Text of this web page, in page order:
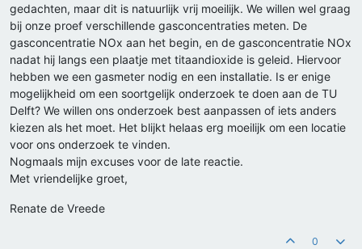
gedachten, maar dit is natuurlijk vrij moeilijk. We willen wel graag
bij onze proef verschillende gasconcentraties meten. De
gasconcentratie NOx aan het begin, en de gasconcentratie NOx
nadat hij langs een plaatje met titaandioxide is geleid. Hiervoor
hebben we een gasmeter nodig en een installatie. Is er enige
mogelijkheid om een soortgelijk onderzoek te doen aan de TU
Delft? We willen ons onderzoek best aanpassen of iets anders
kiezen als het moet. Het blijkt helaas erg moeilijk om een locatie
voor ons onderzoek te vinden.
Nogmaals mijn excuses voor de late reactie.
Met vriendelijke groet,
Renate de Vreede
0